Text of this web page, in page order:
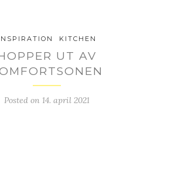
KITCHEN
UT AV
Posted on 14. april 2021